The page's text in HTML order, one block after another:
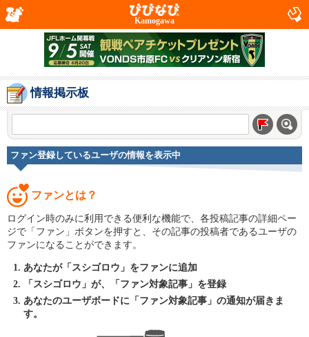
Kamogawa
情報掲示板
ファン登録しているユーザの情報を表示中
ファンとは？
ログイン時のみに利用できる便利な機能で、各投稿記事の詳細ペー
ジで「ファン」ボタンを押すと、その記事の投稿者であるユーザの
ファンになることができます。
あなたが「スシゴロウ」をファンに追加
「スシゴロウ」が、「ファン対象記事」を登録
あなたのユーザボードに「ファン対象記事」の通知が届きま
す。